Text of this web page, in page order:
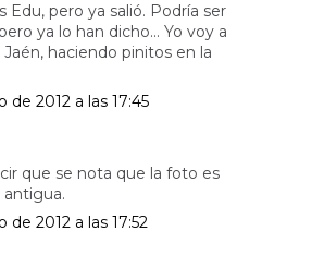
Edu, pero ya salió. Podría ser
ya lo han dicho... Yo voy a
haciendo pinitos en la
de 2012 a las 17:45
que se nota que la foto es
de 2012 a las 17:52